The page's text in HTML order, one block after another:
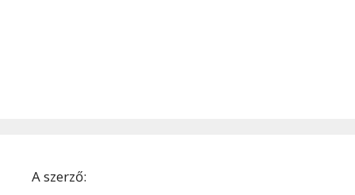
A szerző: